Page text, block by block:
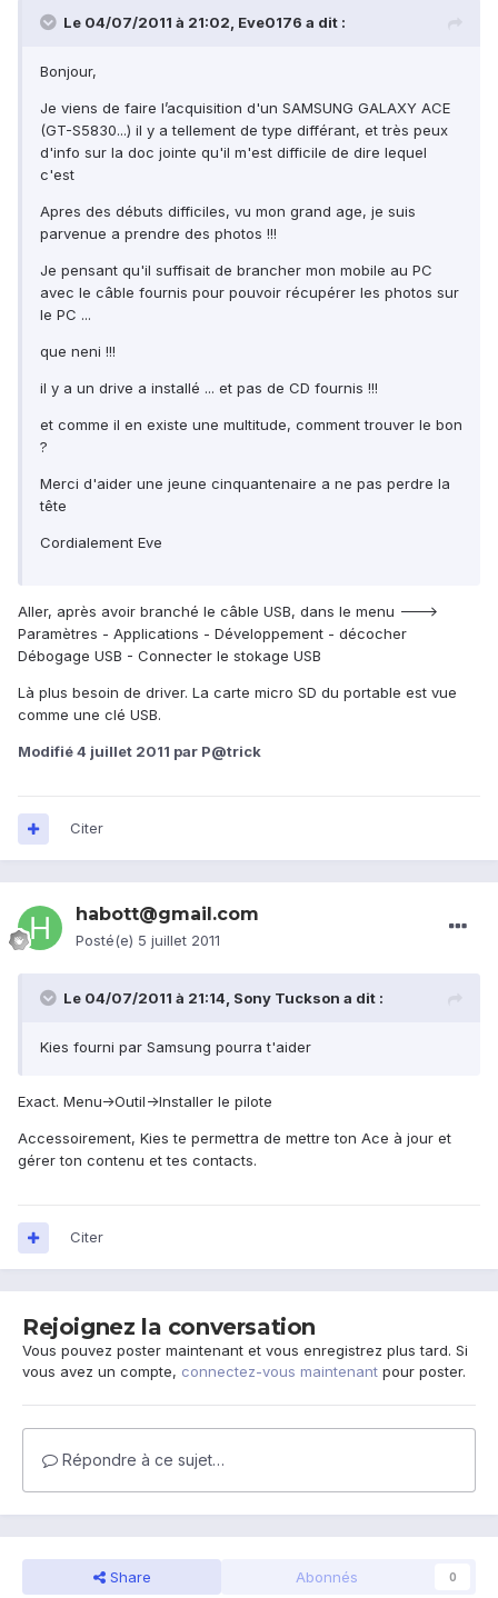
Le 04/07/2011 à 21:02, Eve0176 a dit :
Bonjour,
Je viens de faire l’acquisition d'un SAMSUNG GALAXY ACE
(GT-S5830...) il y a tellement de type différant, et très peux
d'info sur la doc jointe qu'il m'est difficile de dire lequel
c'est
Apres des débuts difficiles, vu mon grand age, je suis
parvenue a prendre des photos !!!
Je pensant qu'il suffisait de brancher mon mobile au PC
avec le câble fournis pour pouvoir récupérer les photos sur
le PC ...
que neni !!!
il y a un drive a installé ... et pas de CD fournis !!!
et comme il en existe une multitude, comment trouver le bon
?
Merci d'aider une jeune cinquantenaire a ne pas perdre la
tête
Cordialement Eve
Aller, après avoir branché le câble USB, dans le menu --->
Paramètres - Applications - Développement - décocher
Débogage USB - Connecter le stokage USB
Là plus besoin de driver. La carte micro SD du portable est vue
comme une clé USB.
Modifié4 juillet 2011 par P@trick
Citer
habott@gmail.com
Posté(e) 5 juillet 2011
Le 04/07/2011 à 21:14, Sony Tuckson a dit :
Kies fourni par Samsung pourra t'aider
Exact. Menu->Outil->Installer le pilote
Accessoirement, Kies te permettra de mettre ton Ace à jour et
gérer ton contenu et tes contacts.
Citer
Rejoignez la conversation
Vous pouvez poster maintenant et vous enregistrez plus tard. Si
vous avez un compte, connectez-vous maintenant pour poster.
Répondre à ce sujet…
Share Abonnés 0